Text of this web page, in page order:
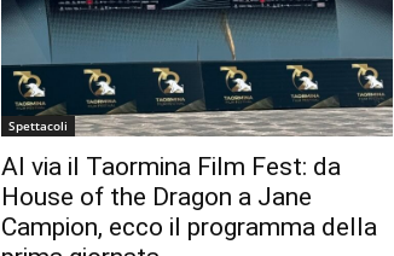
Spettacoli
Al via il Taormina Film Fest: da
House of the Dragon a Jane
Campion, ecco il programma della